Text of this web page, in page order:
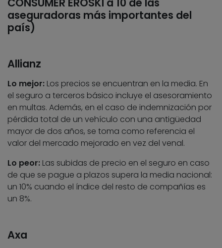
aseguradoras más importantes del
país)
Allianz
Lo mejor: Los precios se encuentran en la media. En
el seguro a terceros básico incluye el asesoramiento
en multas. Además, en el caso de indemnización por
pérdida total de un vehículo con una antigüedad
mayor de dos años, se toma como referencia el
valor del mercado mejorado en vez del venal.
Lo peor: Las subidas de precio en el seguro en caso
de que se pague a plazos supera la media nacional:
un 10% cuando el índice del resto de compañías es
un 8%.
Axa